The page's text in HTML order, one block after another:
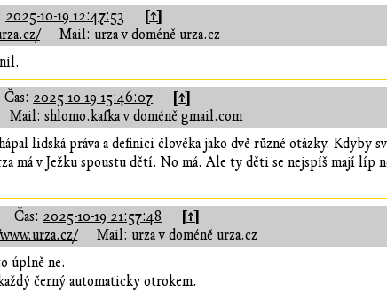
2025-10-19 12:47:53 [↑]
Mail: urza v doméně urza.cz
Čas: 2025-10-19 15:46:07 [↑]
Mail: shlomo.kafka v doméně gmail.com
lidská práva a definici člověka jako dvě různé otázky.
má v Ježku spoustu dětí. No má. Ale ty děti se nejspíš mají
Čas: 2025-10-19 21:57:48 [↑]
Mail: urza v doméně urza.cz
úplně ne.
černý automaticky otrokem.